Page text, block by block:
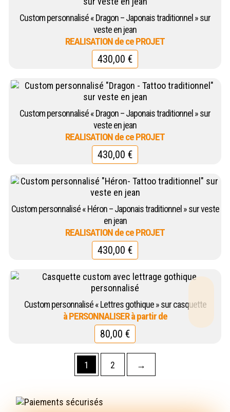
Custom personnalisé « Dragon – Japonais traditionnel » sur
veste en jean
430,00 €
Custom personnalisé « Dragon – Japonais traditionnel » sur
veste en jean
430,00 €
Custom personnalisé « Héron – Japonais traditionnel » sur veste
en jean
430,00 €
Custom personnalisé « Lettres gothique » sur casquette
80,00 €
1 2 →